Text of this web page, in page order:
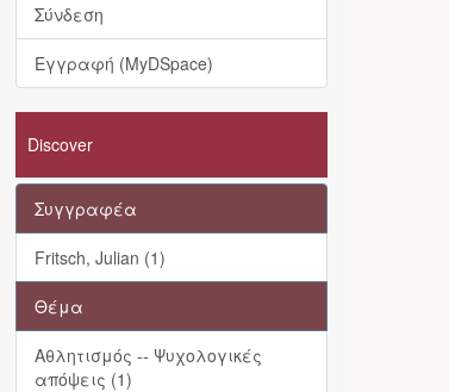
Σύνδεση
Εγγραφή (MyDSpace)
Discover
Συγγραφέα
Fritsch, Julian (1)
Θέμα
Αθλητισμός -- Ψυχολογικές
απόψεις (1)